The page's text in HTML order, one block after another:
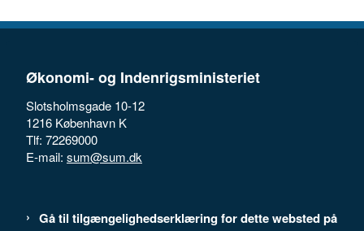
Økonomi- og Indenrigsministeriet
Slotsholmsgade 10-12
1216 København K
Tlf: 72269000
E-mail: sum@sum.dk
Gå til tilgængelighedserklæring for dette websted på